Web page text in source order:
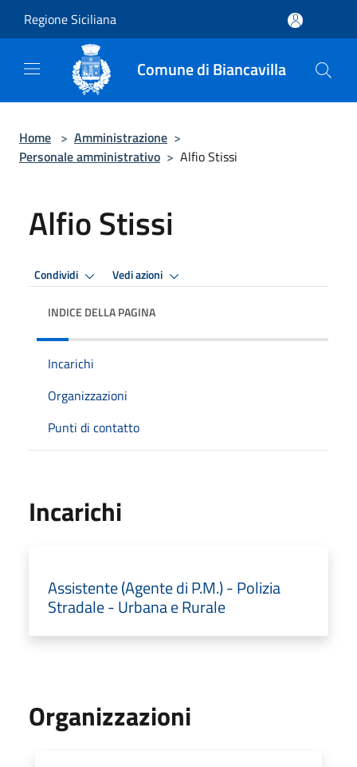
Regione Siciliana
Comune di Biancavilla
Home > Amministrazione >
Personale amministrativo > Alfio Stissi
Alfio Stissi
Condividi Vedi azioni
INDICE DELLA PAGINA
Incarichi
Organizzazioni
Punti di contatto
Incarichi
Assistente (Agente di P.M.) - Polizia
Stradale - Urbana e Rurale
Organizzazioni